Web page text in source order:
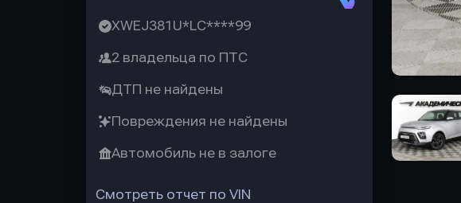
XWEJ381U*LC****99
2 владельца по ПТС
ДТП не найдены
Повреждения не найдены
Автомобиль не в залоге
Смотреть отчет по VIN